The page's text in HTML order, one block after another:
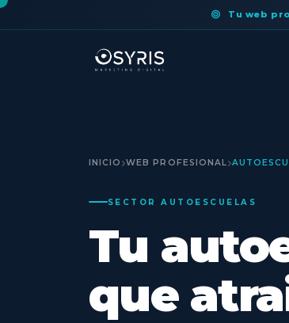
Tu web
INICIO WEB PROFESIONAL
SECTOR AUTOESCUELAS
Tu
que